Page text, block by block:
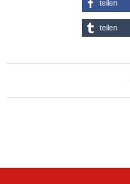
teilen
teilen